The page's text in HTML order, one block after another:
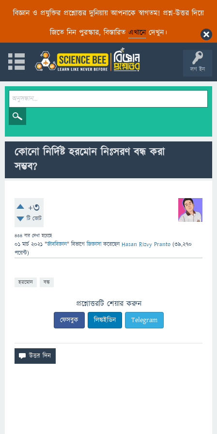
বিজ্ঞান ও প্রযুক্তির প্রশ্নোত্তর দুনিয়ায় আপনাকে স্বাগতম! প্রশ্ন-উত্তর দিয়ে
জিতে নিন পুরস্কার, বিস্তারিত এখানেদেখুন।
লগ ইন
কোনো নির্দিষ্ট হরমোন নিঃসরণ বন্ধ করা
সম্ভব?
+3
টি ভোট
434 বার দেখা হয়েছে
01 মার্চ 2021 "জীববিজ্ঞান" বিভাগে জিজ্ঞাসাকরেছেনHasan Rizvy Pranto (39,270
পয়েন্ট)
হরমোন বন্ধ
প্রশ্নোত্তরটি শেয়ার করুন
ফেসবুক লিঙ্কইডিন Telegram